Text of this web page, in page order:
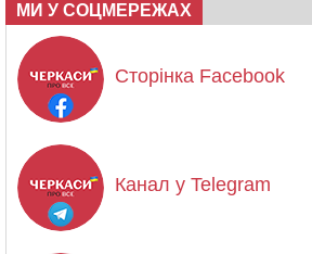
МИ У СОЦМЕРЕЖАХ
Сторінка Facebook
Канал у Telegram